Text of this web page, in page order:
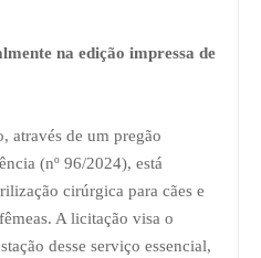
na edição impressa de
através de um pregão
(nº 96/2024), está
cirúrgica para cães e
A licitação visa o
desse serviço essencial,